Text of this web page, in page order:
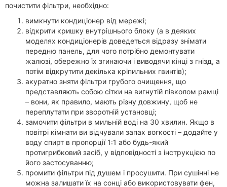
почистити фільтри, необхідно:
вимкнути кондиціонер від мережі;
відкрити кришку внутрішнього блоку (а в деяких
моделях кондиціонерів доведеться відразу знімати
передню панель, для чого потрібно демонтувати
жалюзі, обережно їх згинаючи і виводячи кінці з гнізд, а
потім відкрутити декілька кріпильних гвинтів);
акуратно зняти фільтри грубого очищення, що
представляють собою сітки на вигнутій півколом рамці
– вони, як правило, мають різну довжину, щоб не
переплутати при зворотній установці;
замочити фільтри в мильній воді на 30 хвилин. Якщо в
повітрі кімнати ви відчували запах вогкості – додайте у
воду спирт в пропорції 1:1 або будь-який
протигрибковий засіб, у відповідності з інструкцією по
його застосуванню;
промити фільтри під душем і просушити. При сушінні не
можна залишати їх на сонці або використовувати фен,